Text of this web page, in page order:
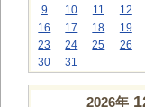
9
10 11 12
16
17 18 19
23
24 25 26
30
31
2026年